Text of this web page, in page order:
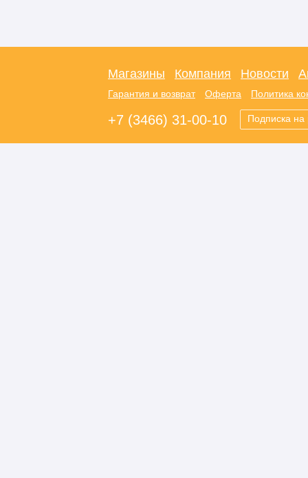
Магазины Компания Новости
Гарантия и возврат Оферта Политика
+7 (3466) 31-00-10 Подписка на